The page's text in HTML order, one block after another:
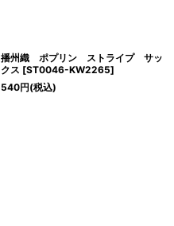
播州織 ポプリン ストライプ サッ
クス [ST0046-KW2265]
540円(税込)